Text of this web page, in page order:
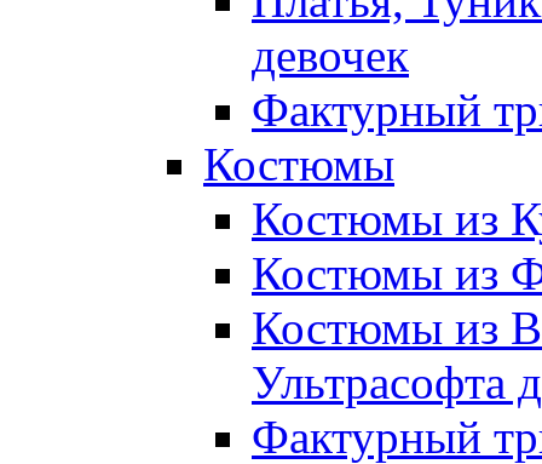
девочек
Фактурный
Костюмы
Костюмы из
Костюмы из
Костюмы из
Ультрасофта
Фактурный